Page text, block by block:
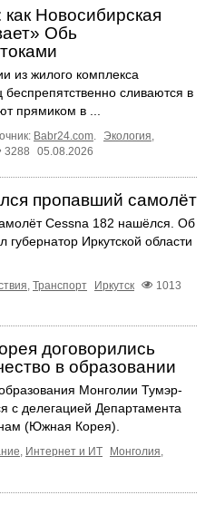
Новосибирская
Обь
из жилого комплекса
сливаются в
прямиком в ...
Babr24.com. Экология,
3288 05.08.2026
пропавший самолёт
Cessna 182 нашёлся. Об
Иркутской области
, Транспорт Иркутск
1013
договорились
в образовании
Монголии Тумэр-
с делегацией Департамента
(Южная Корея).
, Интернет и ИТ Монголия,